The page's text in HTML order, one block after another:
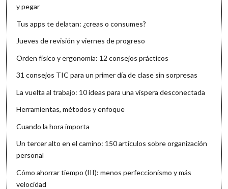
y pegar
Tus apps te delatan: ¿creas o consumes?
Jueves de revisión y viernes de progreso
Orden físico y ergonomía: 12 consejos prácticos
31 consejos TIC para un primer día de clase sin sorpresas
La vuelta al trabajo: 10 ideas para una víspera desconectada
Herramientas, métodos y enfoque
Cuando la hora importa
Un tercer alto en el camino: 150 artículos sobre organización
personal
Cómo ahorrar tiempo (III): menos perfeccionismo y más
velocidad